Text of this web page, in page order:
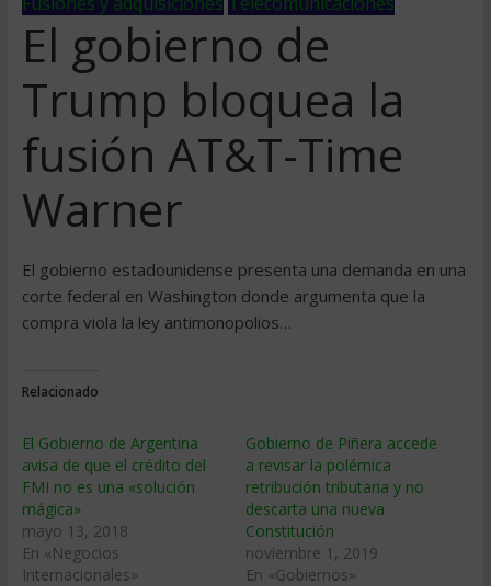
El gobierno de
Trump bloquea la
fusión AT&T-Time
Warner
El gobierno estadounidense presenta una demanda en una
corte federal en Washington donde argumenta que la
compra viola la ley antimonopolios…
Relacionado
El Gobierno de Argentina
avisa de que el crédito del
FMI no es una «solución
mágica»
mayo 13, 2018
En «Negocios
Internacionales»
Gobierno de Piñera accede
a revisar la polémica
retribución tributaria y no
descarta una nueva
Constitución
noviembre 1, 2019
En «Gobiernos»